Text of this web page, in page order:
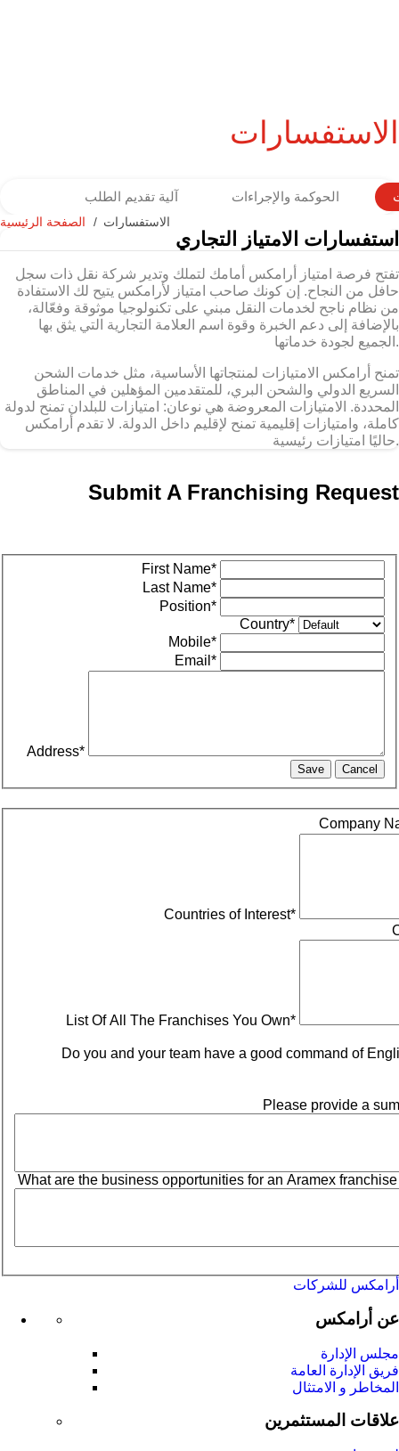
الاستفسارات
آلية تقديم الطلب الحوكمة والإجراءات
الصفحة الرئيسية الاستفسارات
استفسارات الامتياز التجاري
تفتح فرصة امتياز أرامكس أمامك لتملك وتدير شركة نقل ذات سجل
حافل من النجاح. إن كونك صاحب امتياز لأرامكس يتيح لك الاستفادة
من نظام ناجح لخدمات النقل مبني على تكنولوجيا موثوقة وفعّالة،
بالإضافة إلى دعم الخبرة وقوة اسم العلامة التجارية التي يثق بها
الجميع لجودة خدماتها.
تمنح أرامكس الامتيازات لمنتجاتها الأساسية، مثل خدمات الشحن
السريع الدولي والشحن البري، للمتقدمين المؤهلين في المناطق
المحددة. الامتيازات المعروضة هي نوعان: امتيازات للبلدان تمنح لدولة
كاملة، وامتيازات إقليمية تمنح لإقليم داخل الدولة. لا تقدم أرامكس
حاليًا امتيازات رئيسية.
Submit A Franchising Request
First Name*
Last Name*
Position*
Country*
Mobile*
Email*
Address*
Save Cancel
Company
Countries of Interest*
List Of All The Franchises You Own*
Do you and your team have a good command of
Please provide a
What are the business opportunities for an Aramex
أرامكس للشركات
عن أرامكس
مجلس الإدارة
فريق الإدارة العامة
المخاطر و الامتثال
علاقات المستثمرين